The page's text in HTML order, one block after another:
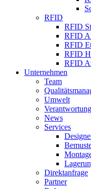
RFID
RFID
RFID
RFID
RFID
RFID
Unternehmen
Team
Umwelt
Verantwortung
News
Services
Direktanfrage
Partner